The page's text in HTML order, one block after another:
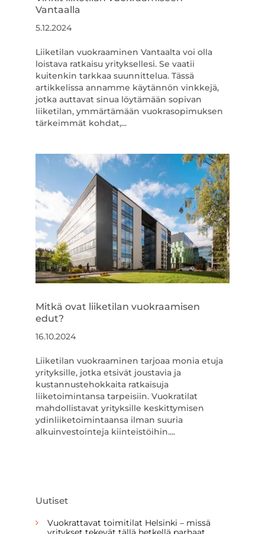
Vantaalla
5.12.2024
Liiketilan vuokraaminen Vantaalta voi olla
loistava ratkaisu yrityksellesi. Se vaatii
kuitenkin tarkkaa suunnittelua. Tässä
artikkelissa annamme käytännön vinkkejä,
jotka auttavat sinua löytämään sopivan
liiketilan, ymmärtämään vuokrasopimuksen
tärkeimmät kohdat,...
Mitkä ovat liiketilan vuokraamisen
edut?
16.10.2024
Liiketilan vuokraaminen tarjoaa monia etuja
yrityksille, jotka etsivät joustavia ja
kustannustehokkaita ratkaisuja
liiketoimintansa tarpeisiin. Vuokratilat
mahdollistavat yrityksille keskittymisen
ydinliiketoimintaansa ilman suuria
alkuinvestointeja kiinteistöihin....
Uutiset
Vuokrattavat toimitilat Helsinki – missä